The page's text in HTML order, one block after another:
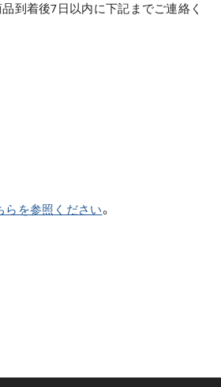
到着後7日以内に下記までご連絡く
らを参照ください。